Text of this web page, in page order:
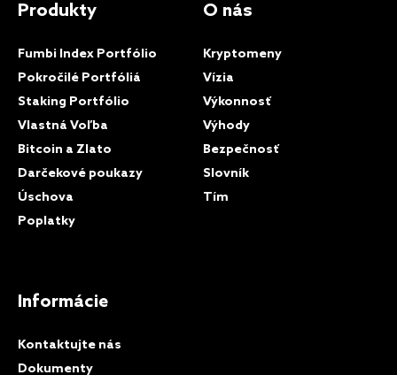
Produkty
Fumbi Index Portfólio
Pokročilé Portfóliá
Staking Portfólio
Vlastná Voľba
Bitcoin a Zlato
Darčekové poukazy
Úschova
Poplatky
O nás
Kryptomeny
Vízia
Výkonnosť
Výhody
Bezpečnosť
Slovník
Tím
Informácie
Kontaktujte nás
Dokumenty